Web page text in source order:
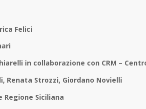
Felici
in collaborazione con CRM –
Renata Strozzi, Giordano Novielli
Regione Siciliana